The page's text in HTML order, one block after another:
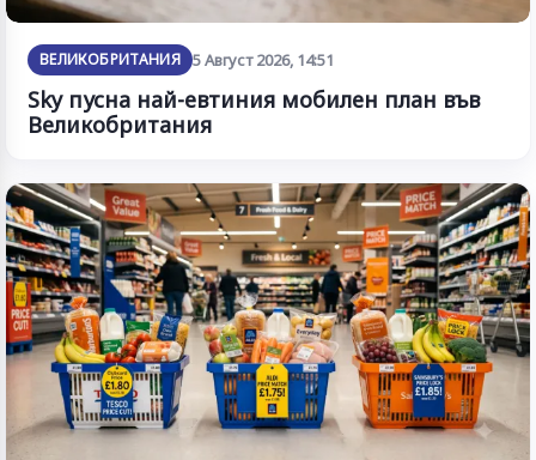
ВЕЛИКОБРИТАНИЯ 5 Август 2026, 14:51
Sky пусна най-евтиния мобилен план във
Великобритания